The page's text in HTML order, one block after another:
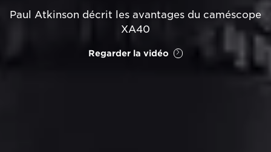
Paul Atkinson décrit les avantages du caméscope
XA40
Regarder la vidéo